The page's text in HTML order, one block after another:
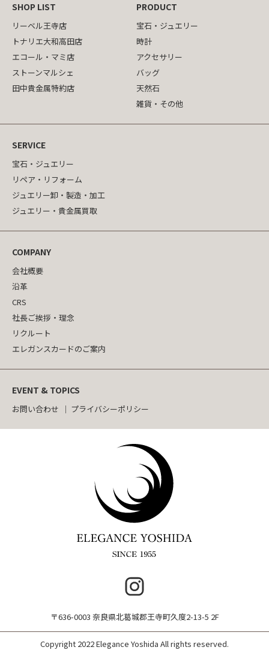
SHOP LIST
リーベル王寺店
トナリエ大和高田店
エコール・マミ店
ストーンマルシェ
田中貴金属特約店
PRODUCT
宝石・ジュエリー
時計
アクセサリー
バッグ
天然石
雑貨・その他
SERVICE
宝石・ジュエリー
リペア・リフォーム
ジュエリー卸・製造・加工
ジュエリー・貴金属買取
COMPANY
会社概要
沿革
CRS
社長ご挨拶・理念
リクルート
エレガンスカードのご案内
EVENT & TOPICS
お問い合わせ プライバシーポリシー
〒636-0003 奈良県北葛城郡王寺町久度2-13-5 2F
Copyright 2022 Elegance Yoshida All rights reserved.